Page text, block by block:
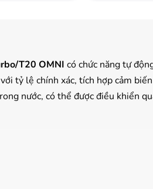
hãng
- Lắp đặt,
Hồ Chí Minh
- Vận chuyển
T20 OMNI có chức năng tự
tỷ lệ chính xác, tích hợp cảm
nước, có thể được điều khiển